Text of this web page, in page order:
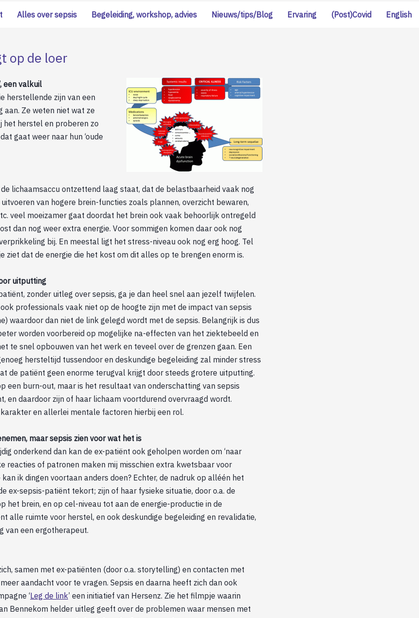
op de loer
een valkuil
herstellende zijn van een
aan. Ze weten niet wat ze
het herstel en proberen zo
gaat weer naar hun ‘oude
lichaamsaccu ontzettend laag staat, dat de belastbaarheid vaak nog
van hogere brein-functies zoals plannen, overzicht bewaren,
veel moeizamer gaat doordat het brein ook vaak behoorlijk ontregeld
dan nog weer extra energie. Voor sommigen komen daar ook nog
bij. En meestal ligt het stress-niveau ook nog erg hoog. Tel
ziet dat de energie die het kost om dit alles op te brengen enorm is.
uitputting
zonder uitleg over sepsis, ga je dan heel snel aan jezelf twijfelen.
professionals vaak niet op de hoogte zijn met de impact van sepsis
waardoor dan niet de link gelegd wordt met de sepsis. Belangrijk is dus
worden voorbereid op mogelijke na-effecten van het ziektebeeld en
te snel opbouwen van het werk en teveel over de grenzen gaan. Een
hersteltijd tussendoor en deskundige begeleiding zal minder stress
de patiënt geen enorme terugval krijgt door steeds grotere uitputting.
een burn-out, maar is het resultaat van onderschatting van sepsis
en daardoor zijn of haar lichaam voortdurend overvraagd wordt.
en allerlei mentale factoren hierbij een rol.
maar sepsis zien voor wat het is
onderkend dan kan de ex-patiënt ook geholpen worden om ‘naar
reacties of patronen maken mij misschien extra kwetsbaar voor
ik dingen voortaan anders doen? Echter, de nadruk op alléén het
ex-sepsis-patiënt tekort; zijn of haar fysieke situatie, door o.a. de
het brein, en op cel-niveau tot aan de energie-productie in de
alle ruimte voor herstel, en ook deskundige begeleiding en revalidatie,
van een ergotherapeut.
samen met ex-patiënten (door o.a. storytelling) en contacten met
aandacht voor te vragen. Sepsis en daarna heeft zich dan ook
‘Leg de link’ een initiatief van Hersenz. Zie het filmpje waarin
Bennekom helder uitleg geeft over de problemen waar mensen met
Alles over sepsis Begeleiding, workshop, advies Nieuws/tips/Blog Ervaring (Post)Covid English